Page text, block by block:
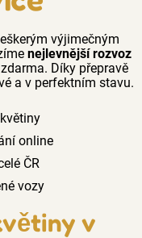
výjimečným
nejlevnější rozvoz
Díky přepravě
a v perfektním stavu.
online
ČR
vozy
v